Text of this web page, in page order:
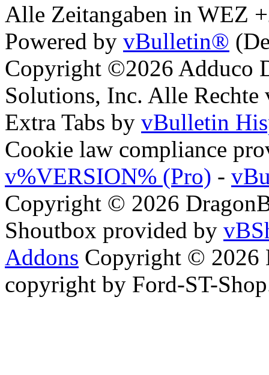
Alle Zeitangaben in WEZ
Powered by vBulletin®
Copyright ©2026 Adduco
Solutions, Inc. Alle Rechte
Extra Tabs by vBulletin
Cookie law compliance
v%VERSION% (Pro) -
Copyright © 2026
Shoutbox provided by
Addons Copyright © 2026
copyright by Ford-ST-